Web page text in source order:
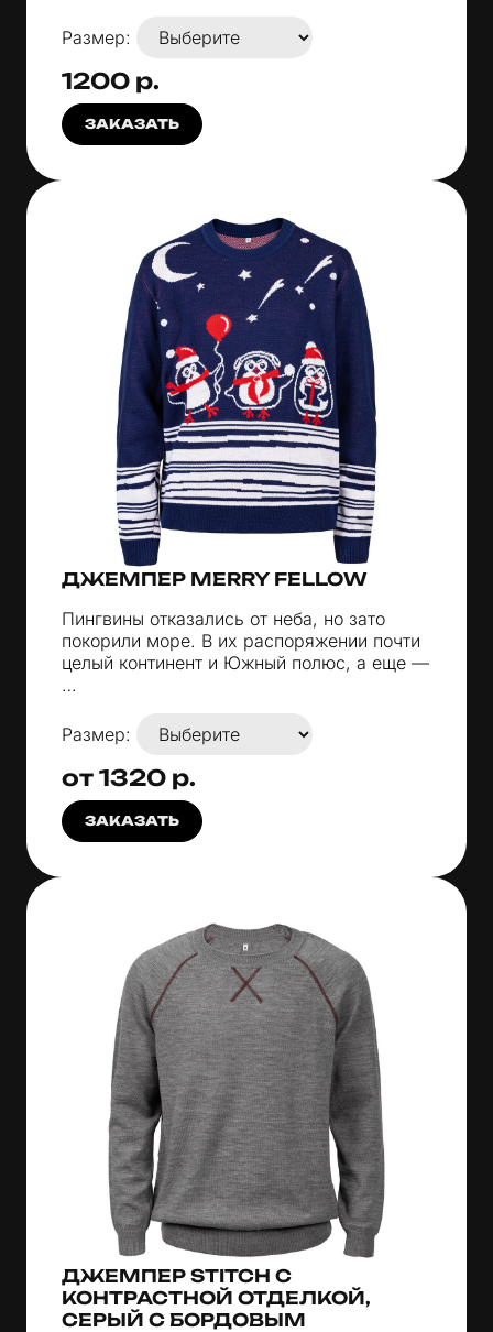
Размер:
1200 р.
ЗАКАЗАТЬ
ДЖЕМПЕР MERRY FELLOW
Пингвины отказались от неба, но зато
покорили море. В их распоряжении почти
целый континент и Южный полюс, а еще —
…
Размер:
от 1320 р.
ЗАКАЗАТЬ
ДЖЕМПЕР STITCH С
КОНТРАСТНОЙ ОТДЕЛКОЙ,
СЕРЫЙ С БОРДОВЫМ